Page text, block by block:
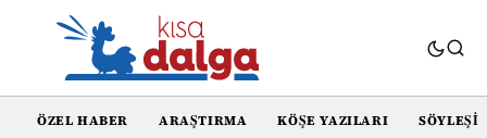
ÖZEL HABER ARAŞTIRMA KÖŞE YAZILARI SÖYLEŞI